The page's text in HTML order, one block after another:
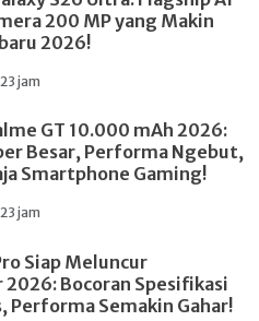
200 MP yang Makin
2026!
23 jam
GT 10.000 mAh 2026:
Besar, Performa Ngebut,
Smartphone Gaming!
23 jam
Siap Meluncur
Bocoran Spesifikasi
Performa Semakin Gahar!